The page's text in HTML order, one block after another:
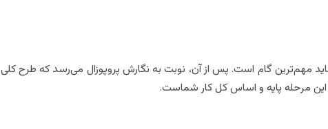
مهم‌ترین گام است. پس از آن، نوبت به نگارش پروپوزال می‌رسد که طرح کلی
مرحله پایه و اساس کل کار شماست.